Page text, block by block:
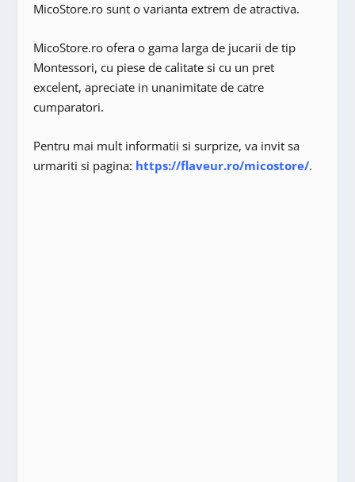
MicoStore.ro sunt o varianta extrem de atractiva.
MicoStore.ro ofera o gama larga de jucarii de tip
Montessori, cu piese de calitate si cu un pret
excelent, apreciate in unanimitate de catre
cumparatori.
Pentru mai mult informatii si surprize, va invit sa
urmariti si pagina: https://flaveur.ro/micostore/.